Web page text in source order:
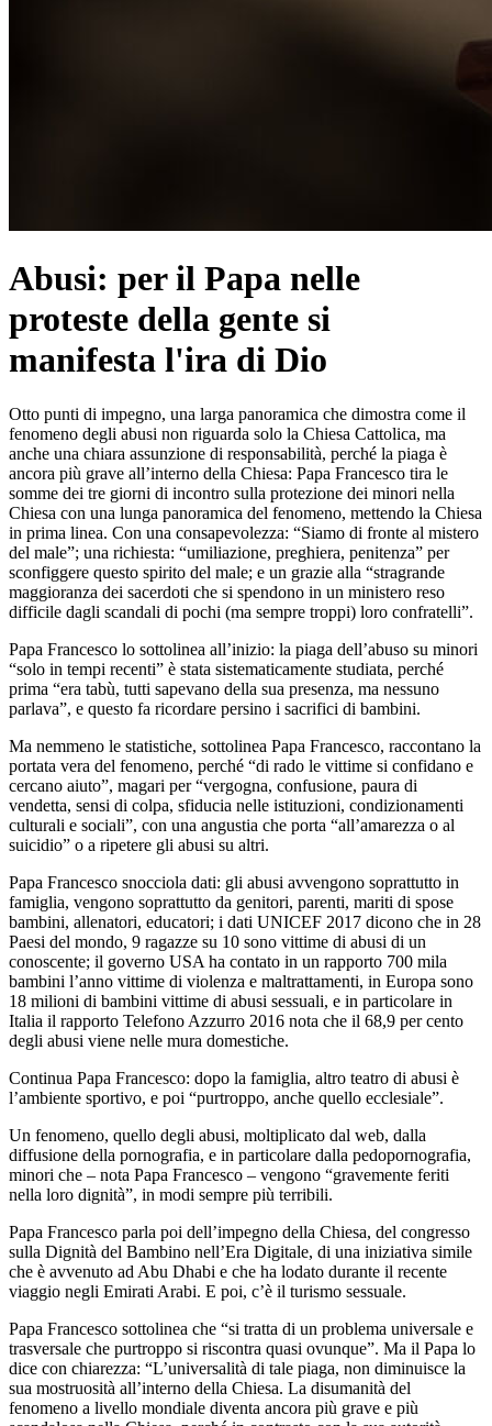
Abusi: per il Papa nelle
proteste della gente si
manifesta l'ira di Dio
Otto punti di impegno, una larga panoramica che dimostra come il
fenomeno degli abusi non riguarda solo la Chiesa Cattolica, ma
anche una chiara assunzione di responsabilità, perché la piaga è
ancora più grave all’interno della Chiesa: Papa Francesco tira le
somme dei tre giorni di incontro sulla protezione dei minori nella
Chiesa con una lunga panoramica del fenomeno, mettendo la Chiesa
in prima linea. Con una consapevolezza: “Siamo di fronte al mistero
del male”; una richiesta: “umiliazione, preghiera, penitenza” per
sconfiggere questo spirito del male; e un grazie alla “stragrande
maggioranza dei sacerdoti che si spendono in un ministero reso
difficile dagli scandali di pochi (ma sempre troppi) loro confratelli”.
Papa Francesco lo sottolinea all’inizio: la piaga dell’abuso su minori
“solo in tempi recenti” è stata sistematicamente studiata, perché
prima “era tabù, tutti sapevano della sua presenza, ma nessuno
parlava”, e questo fa ricordare persino i sacrifici di bambini.
Ma nemmeno le statistiche, sottolinea Papa Francesco, raccontano la
portata vera del fenomeno, perché “di rado le vittime si confidano e
cercano aiuto”, magari per “vergogna, confusione, paura di
vendetta, sensi di colpa, sfiducia nelle istituzioni, condizionamenti
culturali e sociali”, con una angustia che porta “all’amarezza o al
suicidio” o a ripetere gli abusi su altri.
Papa Francesco snocciola dati: gli abusi avvengono soprattutto in
famiglia, vengono soprattutto da genitori, parenti, mariti di spose
bambini, allenatori, educatori; i dati UNICEF 2017 dicono che in 28
Paesi del mondo, 9 ragazze su 10 sono vittime di abusi di un
conoscente; il governo USA ha contato in un rapporto 700 mila
bambini l’anno vittime di violenza e maltrattamenti, in Europa sono
18 milioni di bambini vittime di abusi sessuali, e in particolare in
Italia il rapporto Telefono Azzurro 2016 nota che il 68,9 per cento
degli abusi viene nelle mura domestiche.
Continua Papa Francesco: dopo la famiglia, altro teatro di abusi è
l’ambiente sportivo, e poi “purtroppo, anche quello ecclesiale”.
Un fenomeno, quello degli abusi, moltiplicato dal web, dalla
diffusione della pornografia, e in particolare dalla pedopornografia,
minori che – nota Papa Francesco – vengono “gravemente feriti
nella loro dignità”, in modi sempre più terribili.
Papa Francesco parla poi dell’impegno della Chiesa, del congresso
sulla Dignità del Bambino nell’Era Digitale, di una iniziativa simile
che è avvenuto ad Abu Dhabi e che ha lodato durante il recente
viaggio negli Emirati Arabi. E poi, c’è il turismo sessuale.
Papa Francesco sottolinea che “si tratta di un problema universale e
trasversale che purtroppo si riscontra quasi ovunque”. Ma il Papa lo
dice con chiarezza: “L’universalità di tale piaga, non diminuisce la
sua mostruosità all’interno della Chiesa. La disumanità del
fenomeno a livello mondiale diventa ancora più grave e più